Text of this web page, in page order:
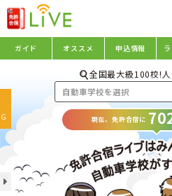
ガイド オススメ 申込情報
全国最大級100校!
現在、免許合宿に